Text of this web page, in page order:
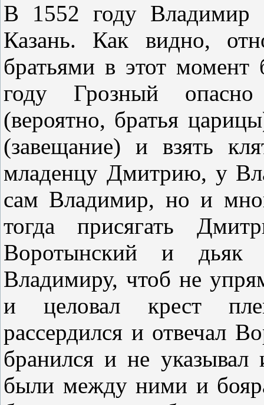
В 1552 году Владимир
Казань. Как видно,
братьями в этот
году Грозный
(вероятно, братья
(завещание) и взять
младенцу Дмитрию, у
сам Владимир, но и
тогда присягать
Воротынский и дьяк
Владимиру, чтоб не
и целовал крест
рассердился и отвечал
бранился и не
были между ними и